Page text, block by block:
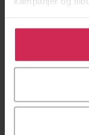
Klikk på «Godta
bruke cookies
tilpasse ditt
129,-